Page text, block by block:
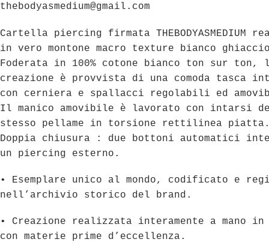
thebodyasmedium@gmail.com
Cartella piercing firmata THEBODYASMEDIUM
in vero montone macro texture bianco
Foderata in 100% cotone bianco ton sur ton,
creazione è provvista di una comoda tasca
con cerniera e spallacci regolabili ed
Il manico amovibile è lavorato con intarsi
stesso pellame in torsione rettilinea
Doppia chiusura : due bottoni automatici
un piercing esterno.
• Esemplare unico al mondo, codificato e
nell’archivio storico del brand.
• Creazione realizzata interamente a mano
con materie prime d’eccellenza.